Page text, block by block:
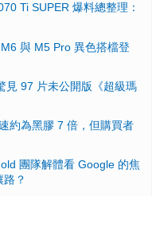
Ti SUPER 爆料總整理：
與 M5 Pro 異色搭檔登
見 97 片未公開版《超級瑪
約為黑膠 7 倍，但購買者
團隊解體看 Google 的焦
？